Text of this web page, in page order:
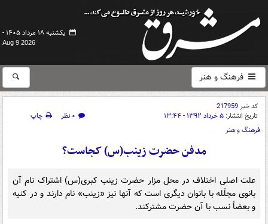
یکشنبه ۱۸ مرداد ۱۴۰۵ -
Aug 9 2026
فرهنگ و هنر
کد خبر217959
تاریخ انتشار: ۵ خرداد ۱۳۹۲ - ۱۳:۴۴ ۰ نظر
چاپ
فرهنگ و هنر
مدفن حضرت زینب(س) کجاست؟
علت اصلی اختلاف در محل مزار حضرت زینب کبری(س) اشتراک نام آن
بانوی مجلّله با بانوان دیگری است که آنها نیز «زینب» نام دارند و در کنیه
و بعضاً نسب با آن حضرت مشترکند.